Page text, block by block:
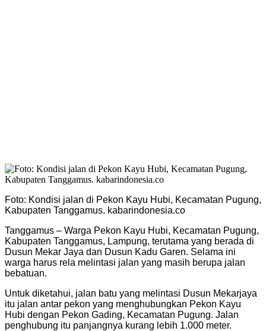
Foto: Kondisi jalan di Pekon Kayu Hubi, Kecamatan Pugung,
Kabupaten Tanggamus. kabarindonesia.co
Tanggamus – Warga Pekon Kayu Hubi, Kecamatan Pugung,
Kabupaten Tanggamus, Lampung, terutama yang berada di
Dusun Mekar Jaya dan Dusun Kadu Garen. Selama ini
warga harus rela melintasi jalan yang masih berupa jalan
bebatuan.
Untuk diketahui, jalan batu yang melintasi Dusun Mekarjaya
itu jalan antar pekon yang menghubungkan Pekon Kayu
Hubi dengan Pekon Gading, Kecamatan Pugung. Jalan
penghubung itu panjangnya kurang lebih 1.000 meter.